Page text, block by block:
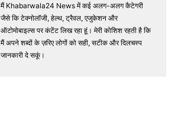
मैं Khabarwala24 News में कई अलग-अलग कैटेगरी
जैसे कि टेक्नोलॉजी, हेल्थ, ट्रैवल, एजुकेशन और
ऑटोमोबाइल्स पर कंटेंट लिख रहा हूं। मेरी कोशिश रहती है कि
मैं अपने शब्दों के ज़रिए लोगों को सही, सटीक और दिलचस्प
जानकारी दे सकूं।